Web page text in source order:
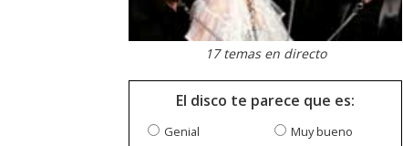
17 temas en directo
El disco te parece que es:
Genial
Muy bueno